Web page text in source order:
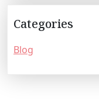
Categories
Blog